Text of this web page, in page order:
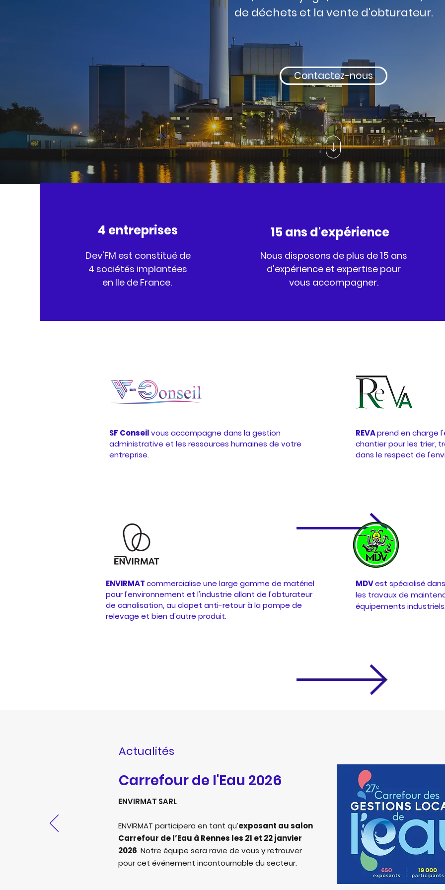
de déchets et la vente d'obturateur.
Contactez-nous
4 entreprises
Dev'FM est constitué de
4 sociétés implantées
en Ile de France.
15 ans d'expérience
Nous disposons de plus de 15 ans
d'expérience et expertise pour
vous accompagner.
SF Conseilvous accompagne dans la gestion
administrative et les ressources humaines de votre
entreprise.
REVAprend en charge
chantier pour les trier,
dans le respect de
ENVIRMATcommercialise une large gamme de matériel
pour l'environnement et l'industrie allant de l'obturateur
de canalisation, au clapet anti-retour à la pompe de
relevage et bien d'autre produit.
MDVest spécialisé
les travaux de
équipements
Actualités
Carrefour de l'Eau 2026
ENVIRMAT SARL
ENVIRMAT participera en tant qu’exposant au salon
Carrefour de l’Eau à Rennes les 21 et 22 janvier
2026. Notre équipe sera ravie de vous y retrouver
pour cet événement incontournable du secteur.